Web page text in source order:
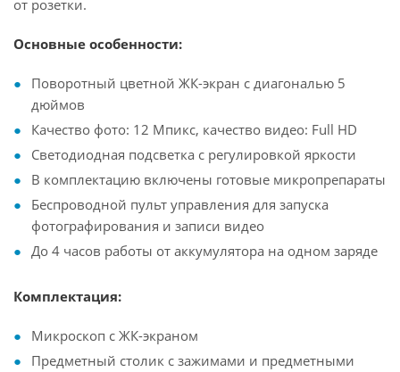
от розетки.
Основные особенности:
Поворотный цветной ЖК-экран с диагональю 5
дюймов
Качество фото: 12 Мпикс, качество видео: Full HD
Светодиодная подсветка с регулировкой яркости
В комплектацию включены готовые микропрепараты
Беспроводной пульт управления для запуска
фотографирования и записи видео
До 4 часов работы от аккумулятора на одном заряде
Комплектация:
Микроскоп с ЖК-экраном
Предметный столик с зажимами и предметными